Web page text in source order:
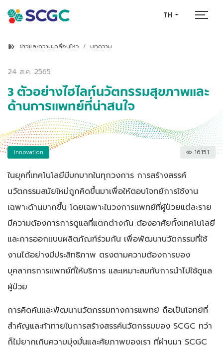
TH
ข่าวและความเคลื่อนไหว บทความ
24 ส.ค. 2565
3 ตัวอย่างไฮไลท์นวัตกรรมสุขภาพและ
ด้านการแพทย์ที่น่าสนใจ
Innovation 16151
ในยุคที่เทคโนโลยีมีบทบาทในทุกวงการ การสร้างสรรค์
นวัตกรรมสมัยใหม่ถูกคิดขึ้นมาเพื่อให้ตอบโจทย์การใช้งาน
เฉพาะด้านมากขึ้น โดยเฉพาะในวงการแพทย์ที่ผู้ป่วยแต่ละราย
มีความต้องการการดูแลที่แตกต่างกัน ต้องอาศัยทั้งเทคโนโลยี
และการออกแบบผลิตภัณฑ์ร่วมกัน เพื่อพัฒนานวัตกรรมที่ใช้
งานได้อย่างมีประสิทธิภาพ ตรงตามความต้องการของ
บุคลากรการแพทย์ที่ให้บริการ และเหมาะสมกับการนำไปใช้ดูแล
ผู้ป่วย
การคิดค้นและพัฒนานวัตกรรมทางการแพทย์ ถือเป็นโจทย์ที่
สำคัญและท้าทายในการสร้างสรรค์นวัตกรรมของ SCGC ทว่า
ก็ไม่ยากเกินความมุ่งมั่นและศัยภาพของเรา ที่ผ่านมา SCGC